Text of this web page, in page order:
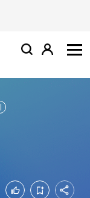
검색 로그인
좋아요 북마크